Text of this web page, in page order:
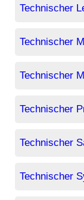
Technischer
Technischer
Technischer
Technischer
Technischer
Technischer